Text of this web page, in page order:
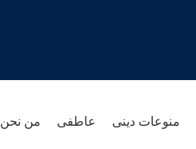
منوعات دينى عاطفى من نحن